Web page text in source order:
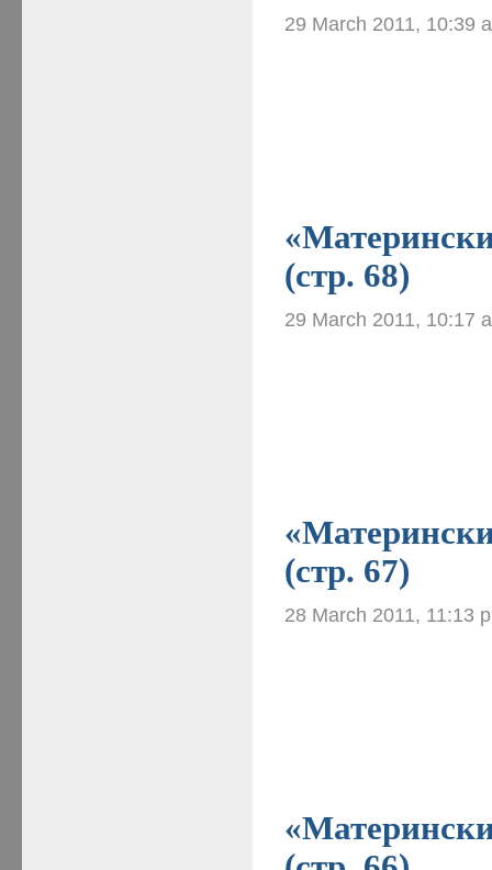
29 March 2011, 10:39
(стр. 68)
29 March 2011, 10:17
(стр. 67)
28 March 2011, 11:13